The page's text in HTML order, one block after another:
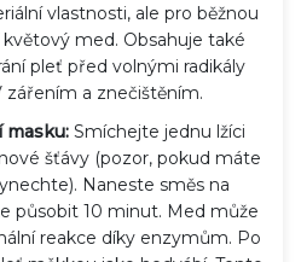
vlastnosti, ale pro běžnou
med. Obsahuje také
pleť před volnými radikály
zářením a znečištěním.
masku: Smíchejte jednu lžíci
šťávy (pozor, pokud máte
Naneste směs na
působit 10 minut. Med může
reakce díky enzymům. Po